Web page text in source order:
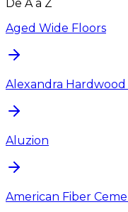
De A a Z
Aged Wide Floors
Alexandra
Aluzion
American Fiber